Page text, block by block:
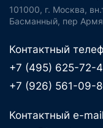
101000, г. Москва,
Басманный, пер
Контактный
+7 (495) 625-72-
+7 (926) 561-09-
Контактный e-